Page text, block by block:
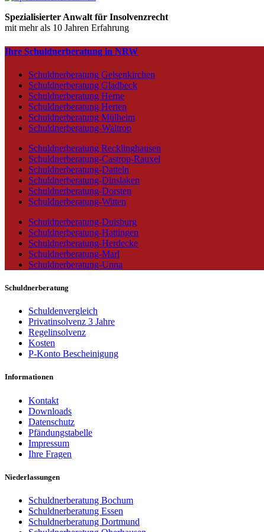
Spezialisierter Anwalt für Insolvenzrecht
mit mehr als 10 Jahren Erfahrung
Ihre Schuldnerberatung in NRW
Schuldnerberatung Gelsenkirchen
Schuldnerberatung Gladbeck
Schuldnerberatung Herne
Schuldnerberatung Herten
Schuldnerberatung Mülheim
Schuldnerberatung-Waltrop
Schuldnerberatung Recklinghausen
Schuldnerberatung-Castrop-Rauxel
Schuldnerberatung-Datteln
Schuldnerberatung-Dinslaken
Schuldnerberatung-Dorsten
Schuldnerberatung-Witten
Schuldnerberatung-Duisburg
Schuldnerberatung-Hattingen
Schuldnerberatung-Herdecke
Schuldnerberatung-Marl
Schuldnerberatung-Unna
Schuldnerberatung
Schuldenvergleich
Privatinsolvenz 3 Jahre
Regelinsolvenz
Kosten
P-Konto Bescheinigung
Informationen
Kontakt
Downloads
Datenschutz
Pfändungstabelle
Impressum
Ihre Fragen
Niederlassungen
Schuldnerberatung Bochum
Schuldnerberatung Essen
Schuldnerberatung Dortmund